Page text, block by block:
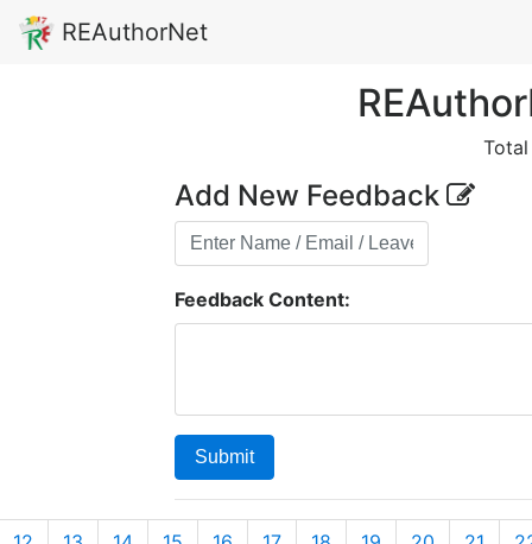
REAuthorNet
Add New Feedback
Feedback Content:
Submit